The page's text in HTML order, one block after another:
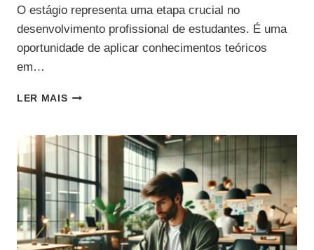
O estágio representa uma etapa crucial no
desenvolvimento profissional de estudantes. É uma
oportunidade de aplicar conhecimentos teóricos
em…
LER MAISOBRIGAÇÕES
DIREITOS
E
QUE
MOLDAM
A
EXPERIÊNCIA
PROFISSIONAL